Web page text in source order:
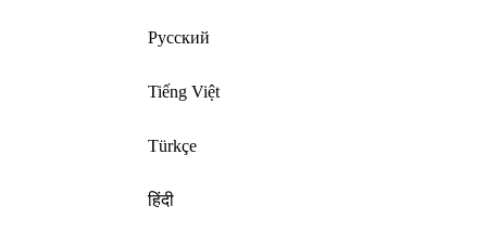
Русский
Tiếng Việt
Türkçe
हिंदी